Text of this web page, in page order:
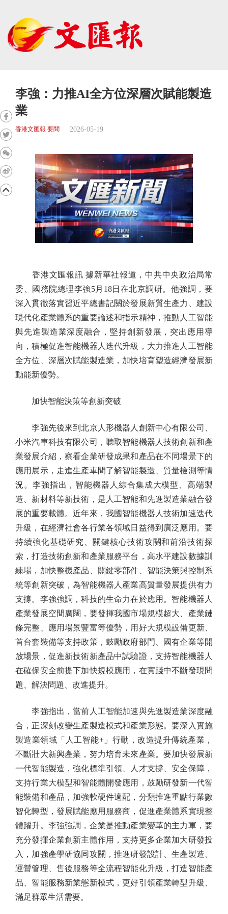
李強：力推AI全方位深層次賦能製造
業
香港文匯報 要聞 2026-05-19
香港文匯報訊 據新華社報道，中共中央政治局常
委、國務院總理李強5月18日在北京調研。他強調，要
深入貫徹落實習近平總書記關於發展新質生產力、建設
現代化產業體系的重要論述和指示精神，推動人工智能
與先進製造業深度融合，堅持創新發展，突出應用導
向，積極促進智能機器人迭代升級，大力推進人工智能
全方位、深層次賦能製造業，加快培育塑造經濟發展新
動能新優勢。
加快智能決策等創新突破
李強先後來到北京人形機器人創新中心有限公司、
小米汽車科技有限公司，聽取智能機器人技術創新和產
業發展介紹，察看企業研發成果和產品在不同場景下的
應用展示，走進生產車間了解智能製造、質量檢測等情
況。李強指出，智能機器人綜合集成大模型、高端製
造、新材料等新技術，是人工智能和先進製造業融合發
展的重要載體。近年來，我國智能機器人技術加速迭代
升級，在經濟社會各行業各領域日益得到廣泛應用。要
持續強化基礎研究、關鍵核心技術攻關和前沿技術探
索，打造技術創新和產業服務平台，高水平建設數據訓
練場，加快整機產品、關鍵零部件、智能決策與控制系
統等創新突破，為智能機器人產業高質量發展提供有力
支撐。李強強調，科技的生命力在於應用。智能機器人
產業發展空間廣闊，要發揮我國市場規模超大、產業鏈
條完整、應用場景豐富等優勢，用好大規模設備更新、
首台套裝備等支持政策，鼓勵政府部門、國有企業等開
放場景，促進新技術新產品中試驗證，支持智能機器人
在確保安全前提下加快規模應用，在實踐中不斷發現問
題、解決問題、改進提升。
李強指出，當前人工智能加速與先進製造業深度融
合，正深刻改變生產製造模式和產業形態。要深入實施
製造業領域「人工智能+」行動，改造提升傳統產業，
不斷壯大新興產業，努力培育未來產業。要加快發展新
一代智能製造，強化標準引領、人才支撐、安全保障，
支持行業大模型和智能體開發應用，鼓勵研發新一代智
能裝備和產品，加強軟硬件適配，分類推進重點行業數
智化轉型，發展賦能應用服務商，促進產業體系實現整
體躍升。李強強調，企業是推動產業變革的主力軍，要
充分發揮企業創新主體作用，支持更多企業加大研發投
入，加強產學研協同攻關，推進研發設計、生產製造、
運營管理、售後服務等全流程智能化升級，打造智能產
品、智能服務新業態新模式，更好引領產業轉型升級、
滿足群眾生活需要。